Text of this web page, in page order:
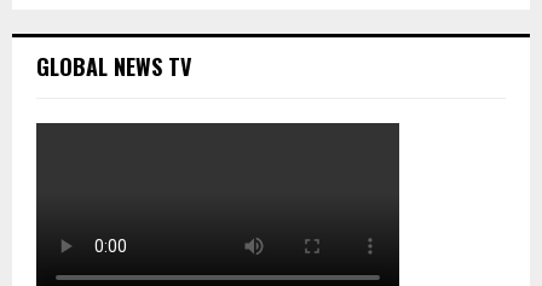
GLOBAL NEWS TV